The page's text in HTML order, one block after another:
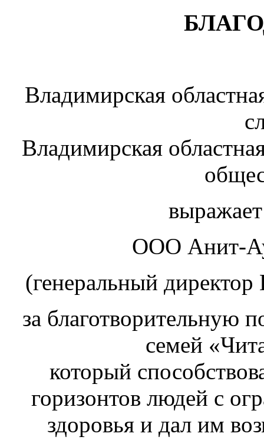
Владимирская
Владимирская
ООО Анит-
(генеральный
за благотворительную
семей
который
горизонтов людей с
здоровья и дал им